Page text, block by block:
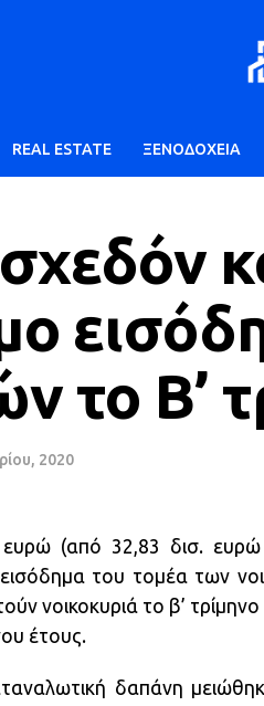
REAL ESTATE ΞΕΝΟΔΟΧΕΙΑ
το Β’
2020
(από 32,83 δισ.
του τομέα των
νοικοκυριά το β’
έτους.
δαπάνη